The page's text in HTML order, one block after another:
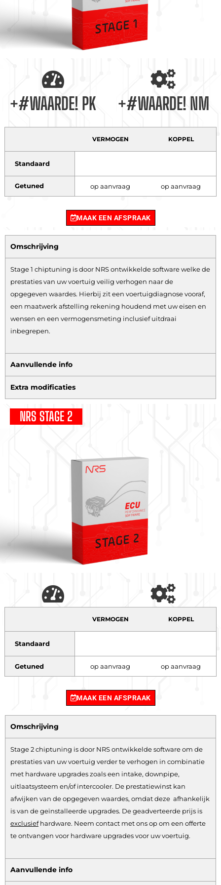
+#WAARDE! PK +#WAARDE! NM
VERMOGEN KOPPEL
Standaard
Getuned op aanvraag op aanvraag
MAAK EEN AFSPRAAK
Omschrijving
Stage 1 chiptuning is door NRS ontwikkelde software welke de
prestaties van uw voertuig veilig verhogen naar de
opgegeven waardes. Hierbij zit een voertuigdiagnose vooraf,
een maatwerk afstelling rekening houdend met uw eisen en
wensen en een vermogensmeting inclusief uitdraai
inbegrepen.
Aanvullende info
Extra modificaties
NRS STAGE 2
VERMOGEN KOPPEL
Standaard
Getuned op aanvraag op aanvraag
MAAK EEN AFSPRAAK
Omschrijving
Stage 2 chiptuning is door NRS ontwikkelde software om de
prestaties van uw voertuig verder te verhogen in combinatie
met hardware upgrades zoals een intake, downpipe,
uitlaatsysteem en/of intercooler. De prestatiewinst kan
afwijken van de opgegeven waardes, omdat deze afhankelijk
is van de geïnstalleerde upgrades. De geadverteerde prijs is
exclusiefhardware. Neem contact met ons op om een offerte
te ontvangen voor hardware upgrades voor uw voertuig.
Aanvullende info